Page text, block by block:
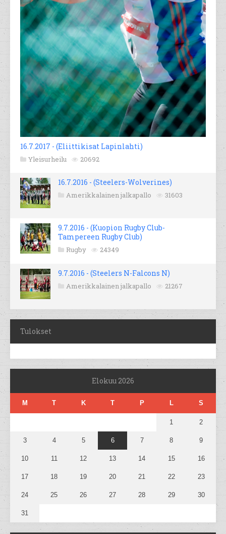
16.7.2017 - (Eliittikisat Lapinlahti)
Yleisurheilu 20692
16.7.2016 - (Steelers-Wolverines)
Amerikkalainen jalkapallo 31603
9.7.2016 - (Kuopion Rugby Club-
Tampereen Rugby Club)
Rugby 24349
9.7.2016 - (Steelers N-Falcons N)
Amerikkalainen jalkapallo 21267
Tulokset
Elokuu 2026
M T K T P L S
1 2
3 4 5 6 7 8 9
10 11 12 13 14 15 16
17 18 19 20 21 22 23
24 25 26 27 28 29 30
31